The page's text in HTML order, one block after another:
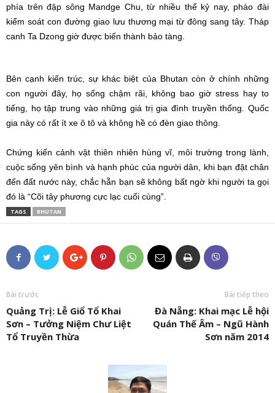
phía trên đập sông Mandge Chu, từ nhiều thế kỷ nay, pháo đài
kiểm soát con đường giao lưu thương mại từ đông sang tây. Tháp
canh Ta Dzong giờ được biến thành bảo tàng.
Bên cạnh kiến trúc, sự khác biệt của Bhutan còn ở chính những
con người đây, họ sống chậm rãi, không bao giờ stress hay to
tiếng, họ tập trung vào những giá trị gia đình truyền thống. Quốc
gia này có rất ít xe ô tô và không hề có đèn giao thông.
Chứng kiến cảnh vật thiên nhiên hùng vĩ, môi trường trong lành,
cuộc sống yên bình và hạnh phúc của người dân, khi bạn đặt chân
đến đất nước này, chắc hẵn bạn sẽ không bất ngờ khi người ta gọi
đó là “Cõi tây phương cực lạc cuối cùng”.
TAGS BHUTAN
Bài trước
Quảng Trị: Lễ Giổ Tổ Khai
Sơn – Tưởng Niệm Chư Liệt
Tổ Truyền Thừa
Bài tiếp theo
Đà Nẵng: Khai mạc Lễ hội
Quán Thế Âm – Ngũ Hành
Sơn năm 2014